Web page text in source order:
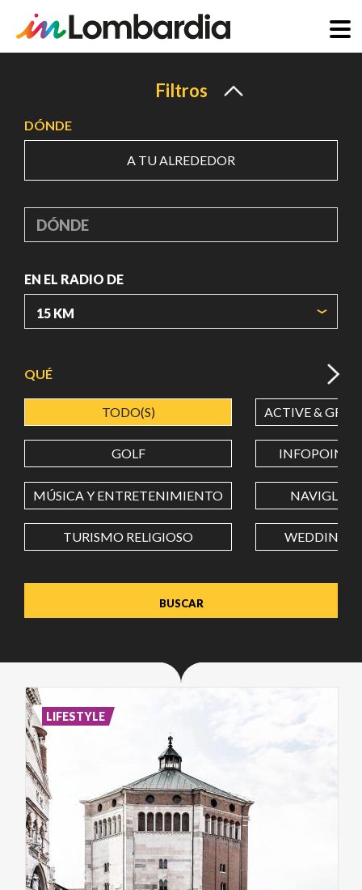
principal
Filtros
DÓNDE
A TU ALREDEDOR
DÓNDE
EN EL RADIO DE
LONGITUD
Value in decimal degrees. Use dot (.) as decimal separator.
QUÉ
TODO(S) ACTIVE &
GOLF INFOPOINT
MÚSICA Y ENTRETENIMIENTO NAVIGLI
TURISMO RELIGIOSO WEDDING
LIFESTYLE